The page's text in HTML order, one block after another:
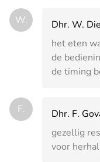
W.
Dhr. W.
het eten
de
de timing
F.
Dhr. F.
gezellig
voor